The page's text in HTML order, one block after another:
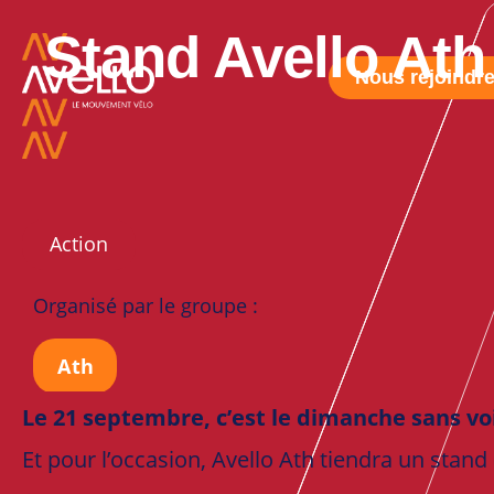
Nous rejoindre
Stand Avello
Action
Organisé par le groupe :
Ath
Le 21 septembre, c’est le dimanche sans
Et pour l’occasion, Avello Ath tiendra un